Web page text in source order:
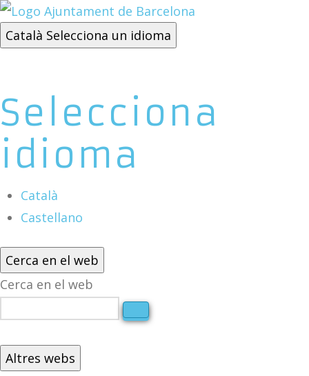
Català Selecciona un idioma
Selecciona
idioma
Català
Castellano
Cerca en el web
Cerca en el web
Altres webs